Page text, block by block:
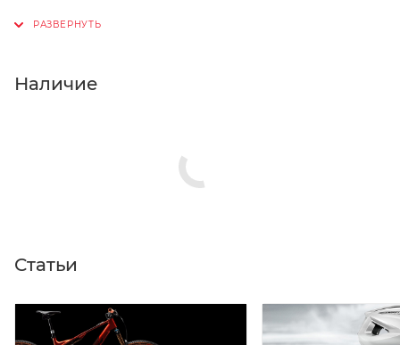
Нажмите кнопку «Оформить заказ».
Наличие
Статьи